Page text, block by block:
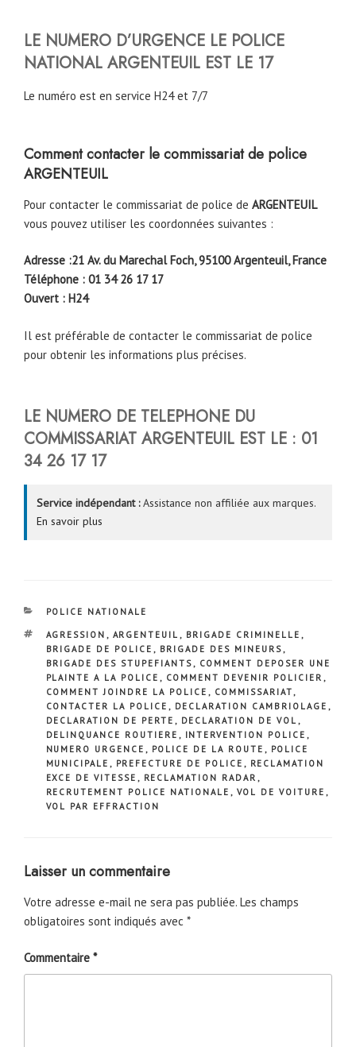
LE NUMERO D’URGENCE LE POLICE
NATIONAL ARGENTEUIL EST LE 17
Le numéro est en service H24 et 7/7
Comment contacter le commissariat de police
ARGENTEUIL
Pour contacter le commissariat de police de ARGENTEUIL
vous pouvez utiliser les coordonnées suivantes :
Adresse :21 Av. du Marechal Foch, 95100 Argenteuil, France
Téléphone : 01 34 26 17 17
Ouvert : H24
Il est préférable de contacter le commissariat de police
pour obtenir les informations plus précises.
LE NUMERO DE TELEPHONE DU
COMMISSARIAT ARGENTEUIL EST LE : 01
34 26 17 17
Service indépendant :Assistance non affiliée aux marques.
En savoir plus
CATÉGORIES
POLICE NATIONALE
ÉTIQUETTES
AGRESSION , ARGENTEUIL , BRIGADE CRIMINELLE ,
BRIGADE DE POLICE , BRIGADE DES MINEURS,
BRIGADE DES STUPEFIANTS, COMMENT DEPOSER UNE
PLAINTE A LA POLICE , COMMENT DEVENIR POLICIER ,
COMMENT JOINDRE LA POLICE , COMMISSARIAT,
CONTACTER LA POLICE , DECLARATION CAMBRIOLAGE ,
DECLARATION DE PERTE , DECLARATION DE VOL ,
DELINQUANCE ROUTIERE , INTERVENTION POLICE ,
NUMERO URGENCE , POLICE DE LA ROUTE , POLICE
MUNICIPALE , PREFECTURE DE POLICE , RECLAMATION
EXCE DE VITESSE , RECLAMATION RADAR ,
RECRUTEMENT POLICE NATIONALE , VOL DE VOITURE ,
VOL PAR EFFRACTION
Laisser un commentaire
Votre adresse e-mail ne sera pas publiée. Les champs
obligatoires sont indiqués avec *
Commentaire *